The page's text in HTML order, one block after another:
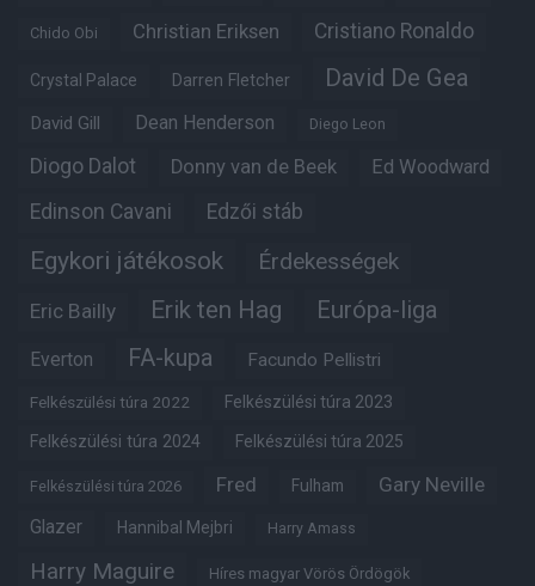
Chido Obi Christian Eriksen Cristiano Ronaldo
Crystal Palace Darren Fletcher David De Gea
David Gill Dean Henderson Diego Leon
Diogo Dalot Donny van de Beek Ed Woodward
Edinson Cavani Edzői stáb
Egykori játékosok Érdekességek
Eric Bailly Erik ten Hag Európa-liga
Everton FA-kupa Facundo Pellistri
Felkészülési túra 2022 Felkészülési túra 2023
Felkészülési túra 2024 Felkészülési túra 2025
Felkészülési túra 2026 Fred Fulham Gary Neville
Glazer Hannibal Mejbri Harry Amass
Harry Maguire Híres magyar Vörös Ördögök